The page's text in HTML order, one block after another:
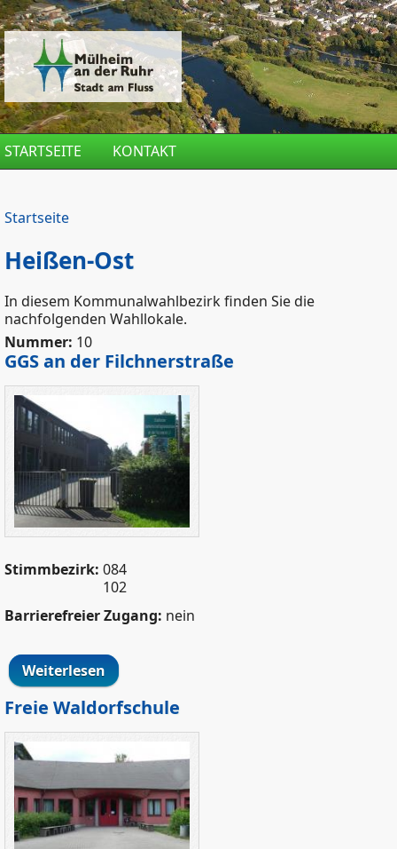
Direkt zum Inhalt
STARTSEITE KONTAKT
Startseite
Heißen-Ost
In diesem Kommunalwahlbezirk finden Sie die
nachfolgenden Wahllokale.
Nummer: 10
GGS an der Filchnerstraße
GGSFilchnerstr.jpg
Stimmbezirk: 084
102
Barrierefreier Zugang: nein
Weiterlesen über GGS an der Filchnerstraße
Freie Waldorfschule
FreieWaldorfschule.jpg